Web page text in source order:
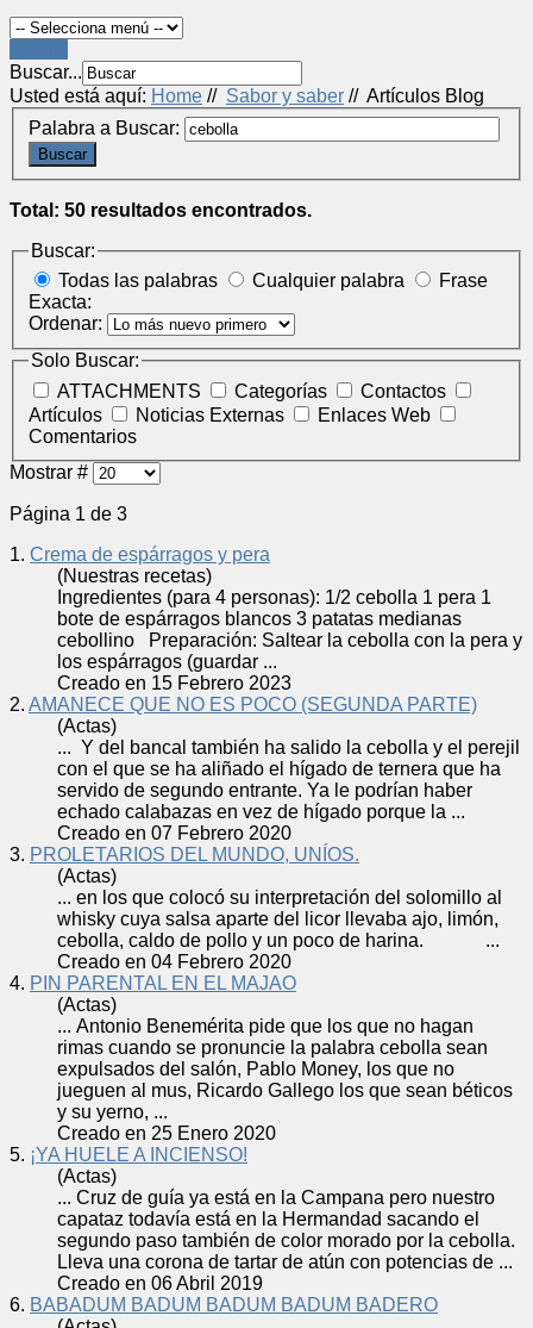
Buscar...
Usted está aquí: Home // Sabor y saber // Artículos Blog
Palabra a Buscar:
Buscar
Total: 50 resultados encontrados.
Buscar:
Todas las palabras
Cualquier palabra
Frase
Exacta:
Ordenar:
Solo Buscar:
ATTACHMENTS
Categorías
Contactos
Artículos
Noticias Externas
Enlaces Web
Comentarios
Mostrar #
Página 1 de 3
1. Crema de espárragos y pera
(Nuestras recetas)
Ingredientes (para 4 personas): 1/2 cebolla 1 pera 1
bote de espárragos blancos 3 patatas medianas
cebollino Preparación: Saltear la cebolla con la pera y
los espárragos (guardar ...
Creado en 15 Febrero 2023
2. AMANECE QUE NO ES POCO (SEGUNDA PARTE)
(Actas)
... Y del bancal también ha salido la cebolla y el perejil
con el que se ha aliñado el hígado de ternera que ha
servido de segundo entrante. Ya le podrían haber
echado calabazas en vez de hígado porque la ...
Creado en 07 Febrero 2020
3. PROLETARIOS DEL MUNDO, UNÍOS.
(Actas)
... en los que colocó su interpretación del solomillo al
whisky cuya salsa aparte del licor llevaba ajo, limón,
cebolla, caldo de pollo y un poco de harina. ...
Creado en 04 Febrero 2020
4. PIN PARENTAL EN EL MAJAO
(Actas)
... Antonio Benemérita pide que los que no hagan
rimas cuando se pronuncie la palabra cebolla sean
expulsados del salón, Pablo Money, los que no
jueguen al mus, Ricardo Gallego los que sean béticos
y su yerno, ...
Creado en 25 Enero 2020
5. ¡YA HUELE A INCIENSO!
(Actas)
... Cruz de guía ya está en la Campana pero nuestro
capataz todavía está en la Hermandad sacando el
segundo paso también de color morado por la cebolla.
Lleva una corona de tartar de atún con potencias de ...
Creado en 06 Abril 2019
6. BABADUM BADUM BADUM BADUM BADERO